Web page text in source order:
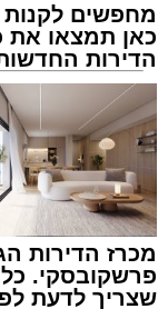
התרמת דם. מדא
מנהל האתר / 21:31 09.08.26
תגים: מד"א,
150 את
מחפשים לקנות
כאן תמצאו את
הדירות
למכירה
מכרז הדירות
פרשקובסקי.
שצריך לדעת